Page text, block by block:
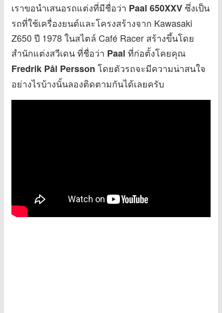
เราขอนำเสนอรถแต่งที่มีชื่อว่า Paal 650XXVซึ่งเป็น
รถที่ใช้เครื่องยนต์และโครงสร้างจาก Kawasaki
Z650 ปี 1978 ในสไตล์ Café Racer สร้างขึ้นโดย
สำนักแต่งสวีเดน ที่ชื่อว่า Paal ที่ก่อตั้งโคยคุณ
Fredrik Pål Persson โดยตัวรถจะมีความน่าสนใจ
อย่างไรบ้างนั้นลองติดตามกันได้เลยครับ